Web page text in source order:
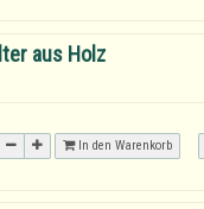
aus Holz
In den Warenkorb